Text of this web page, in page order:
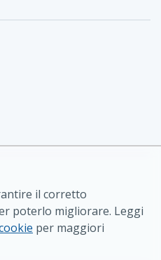
il corretto
poterlo migliorare. Leggi
per maggiori